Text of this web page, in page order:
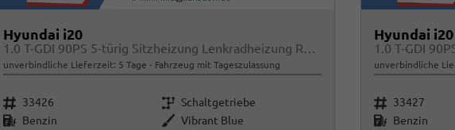
Hyundai i20
1.0 T-GDI 90PS 5-türig Sitzheizung Lenkradheizung Rückf.Kamera PDC Klima Apple CarPlay Android Auto Tempomat Touchscreen
unverbindliche Lieferzeit: 5 Tage Fahrzeug mit Tageszulassung
Fahrzeugnr. 33426 Getriebe Schaltgetriebe
Kraftstoff Benzin Außenfarbe Vibrant Blue
Hyundai i20
unverbindliche
Fahrzeugnr. 33427
Kraftstoff Benzin